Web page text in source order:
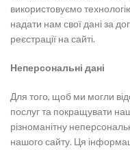
використовуємо
надати нам свої дані за
реєстрації на сайті.
Неперсональні дані
Для того, щоб ми могли
послуг та покращувати
різноманітну
нашого сайту. Ця